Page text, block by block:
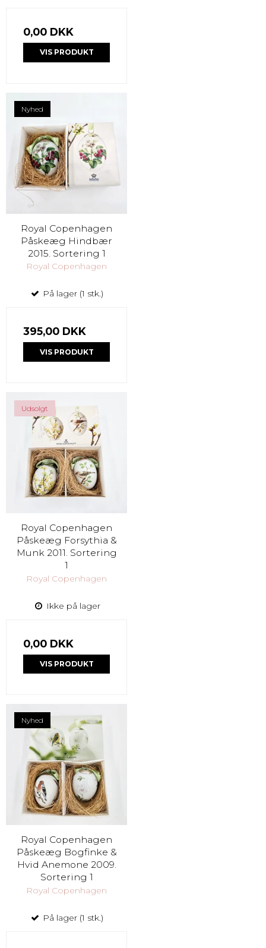
0,00 DKK
VIS PRODUKT
Nyhed
Royal Copenhagen
Påskeæg Hindbær
2015. Sortering 1
Royal Copenhagen
På lager (1 stk.)
395,00 DKK
VIS PRODUKT
Udsolgt
Royal Copenhagen
Påskeæg Forsythia &
Munk 2011. Sortering
1
Royal Copenhagen
Ikke på lager
0,00 DKK
VIS PRODUKT
Nyhed
Royal Copenhagen
Påskeæg Bogfinke &
Hvid Anemone 2009.
Sortering 1
Royal Copenhagen
På lager (1 stk.)